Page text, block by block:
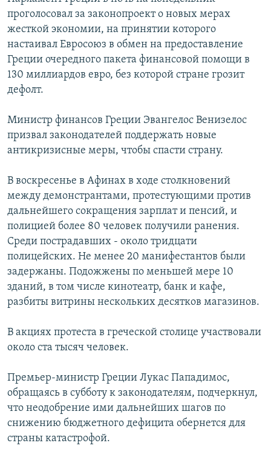
проголосовал за законопроект о новых мерах
жесткой экономии, на принятии которого
настаивал Евросоюз в обмен на предоставление
Греции очередного пакета финансовой помощи в
130 миллиардов евро, без которой стране грозит
дефолт.
Министр финансов Греции Эвангелос Венизелос
призвал законодателей поддержать новые
антикризисные меры, чтобы спасти страну.
В воскресенье в Афинах в ходе столкновений
между демонстрантами, протестующими против
дальнейшего сокращения зарплат и пенсий, и
полицией более 80 человек получили ранения.
Среди пострадавших - около тридцати
полицейских. Не менее 20 манифестантов были
задержаны. Подожжены по меньшей мере 10
зданий, в том числе кинотеатр, банк и кафе,
разбиты витрины нескольких десятков магазинов.
В акциях протеста в греческой столице участвовали
около ста тысяч человек.
Премьер-министр Греции Лукас Пападимос,
обращаясь в субботу к законодателям, подчеркнул,
что неодобрение ими дальнейших шагов по
снижению бюджетного дефицита обернется для
страны катастрофой.